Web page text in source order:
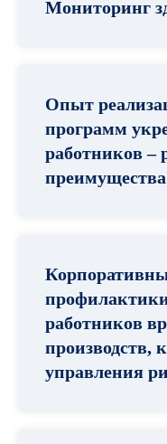
телемедицины
интеллекта.
Мониторинг
Опыт
программ
работников –
работников
производств,
управления